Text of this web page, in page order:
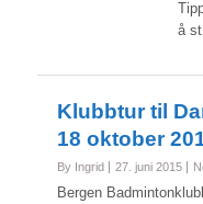
å
Klubbtur til
By Ingrid 27. juni 2015
Bergen